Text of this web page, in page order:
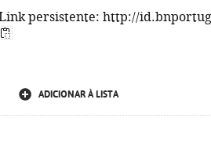
persistente: http://
ADICIONAR À LISTA